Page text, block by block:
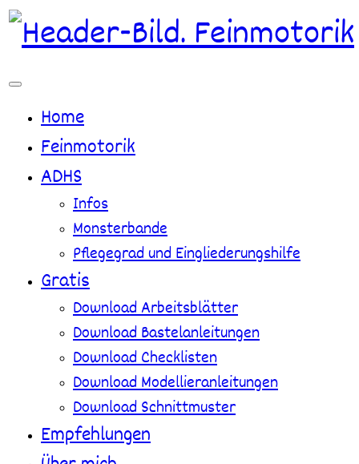
Zum
Inhalt
Home
Feinmotorik
ADHS
Infos
Monsterbande
Pflegegrad und Eingliederungshilfe
Gratis
Download Arbeitsblätter
Download Bastelanleitungen
Download Checklisten
Download Modellieranleitungen
Download Schnittmuster
Empfehlungen